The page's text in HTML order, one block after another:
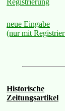
Registrierung
neue Eingabe
(nur mit
Historische
Zeitungsartikel